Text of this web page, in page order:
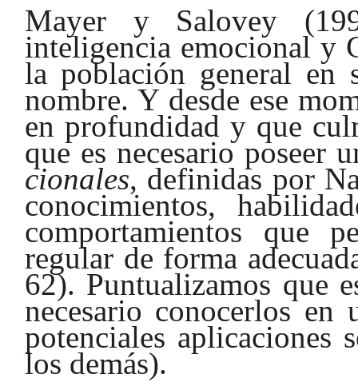
Mayer y Salovey
inteligencia emocional y
la población general en
nombre. Y desde ese
en profundidad y que
que es necesario poseer
cionales, definidas por
conocimientos,
comportamientos que
regular de forma
62). Puntualizamos que
necesario conocerlos
potenciales aplicaciones
los demás).